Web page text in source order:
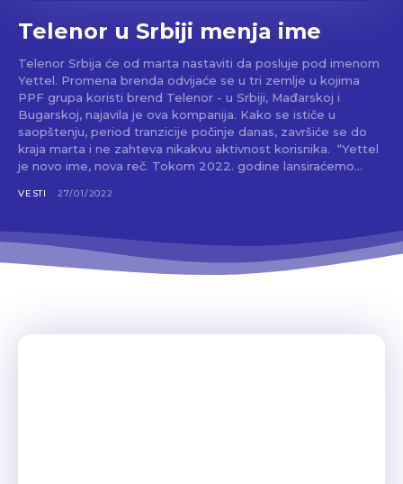
Telenor u Srbiji menja ime
Telenor Srbija će od marta nastaviti da posluje pod imenom
Yettel. Promena brenda odvijaće se u tri zemlje u kojima
PPF grupa koristi brend Telenor - u Srbiji, Mađarskoj i
Bugarskoj, najavila je ova kompanija. Kako se ističe u
saopštenju, period tranzicije počinje danas, završiće se do
kraja marta i ne zahteva nikakvu aktivnost korisnika. “Yettel
je novo ime, nova reč. Tokom 2022. godine lansiraćemo...
VESTI 27/01/2022